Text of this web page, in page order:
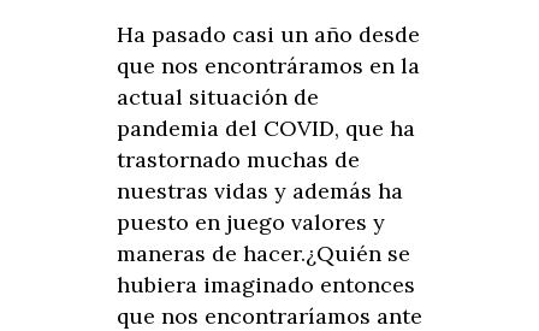
Ha pasado casi un año desde
que nos encontráramos en la
actual situación de
pandemia del COVID, que ha
trastornado muchas de
nuestras vidas y además ha
puesto en juego valores y
maneras de hacer.¿Quién se
hubiera imaginado entonces
que nos encontraríamos ante